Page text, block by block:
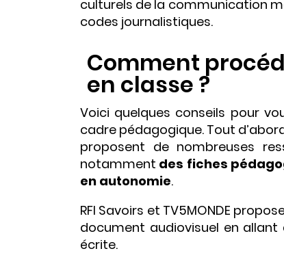
culturels de la communication
codes journalistiques.
Comment
en classe ?
Voici quelques conseils pour
cadre pédagogique. Tout
proposent de nombreuses
notamment des fiches
en autonomie.
RFI Savoirs et TV5MONDE
document audiovisuel en
écrite.